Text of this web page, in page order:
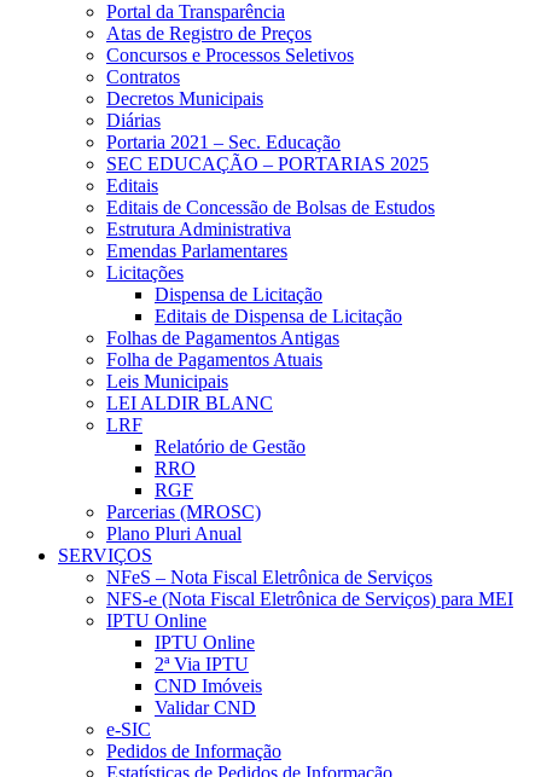
Portal da Transparência
Atas de Registro de Preços
Concursos e Processos Seletivos
Contratos
Decretos Municipais
Diárias
Portaria 2021 – Sec. Educação
SEC EDUCAÇÃO – PORTARIAS 2025
Editais
Editais de Concessão de Bolsas de Estudos
Estrutura Administrativa
Emendas Parlamentares
Licitações
Dispensa de Licitação
Editais de Dispensa de Licitação
Folhas de Pagamentos Antigas
Folha de Pagamentos Atuais
Leis Municipais
LEI ALDIR BLANC
LRF
Relatório de Gestão
RRO
RGF
Parcerias (MROSC)
Plano Pluri Anual
SERVIÇOS
NFeS – Nota Fiscal Eletrônica de Serviços
NFS-e (Nota Fiscal Eletrônica de Serviços) para MEI
IPTU Online
IPTU Online
2ª Via IPTU
CND Imóveis
Validar CND
e-SIC
Pedidos de Informação